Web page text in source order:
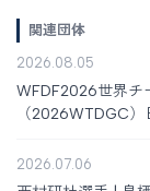
関連団体
2026.08.05
WFDF2026世界チ
（2026WTDGC
2026.07.06